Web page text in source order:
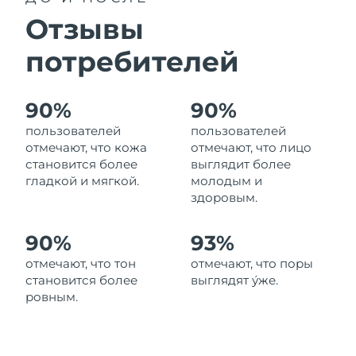
Отзывы
потребителей
90%
пользователей
отмечают, что кожа
становится более
гладкой и мягкой.
90%
пользователей
отмечают, что лицо
выглядит более
молодым и
здоровым.
90%
отмечают, что тон
становится более
ровным.
93%
отмечают, что поры
выглядят у́же.
Израиль
Япония
Ожидаемая дата доставки
8/13/26
Джерси
Ожидаемая дата доставки
Казахстан
Кувейт
Ожидаемая дата доставки